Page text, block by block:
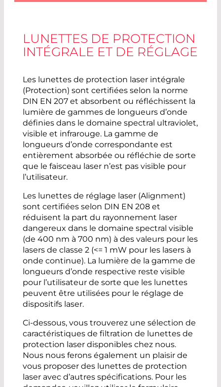
LUNETTES DE PROTECTION
INTÉGRALE ET DE RÉGLAGE
Les lunettes de protection laser intégrale
(Protection) sont certifiées selon la norme
DIN EN 207 et absorbent ou réfléchissent la
lumière de gammes de longueurs d’onde
définies dans le domaine spectral ultraviolet,
visible et infrarouge. La gamme de
longueurs d’onde correspondante est
entièrement absorbée ou réfléchie de sorte
que le faisceau laser n’est pas visible pour
l’utilisateur.
Les lunettes de réglage laser (Alignment)
sont certifiées selon DIN EN 208 et
réduisent la part du rayonnement laser
dangereux dans le domaine spectral visible
(de 400 nm à 700 nm) à des valeurs pour les
lasers de classe 2 (<= 1 mW pour les lasers à
onde continue). La lumière de la gamme de
longueurs d’onde respective reste visible
pour l’utilisateur de sorte que les lunettes
peuvent être utilisées pour le réglage de
dispositifs laser.
Ci-dessous, vous trouverez une sélection de
caractéristiques de filtration de lunettes de
protection laser disponibles chez nous.
Nous nous ferons également un plaisir de
vous proposer des lunettes de protection
laser avec d’autres spécifications. Pour les